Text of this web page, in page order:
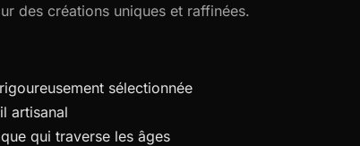
des créations uniques et raffinées.
sélectionnée
artisanal
qui traverse les âges